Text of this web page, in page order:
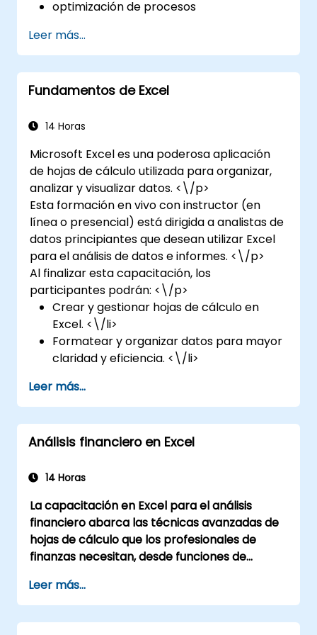
aplicaciones.
optimización de procesos
Leer más...
Fundamentos de Excel
14 Horas
Microsoft Excel es una poderosa aplicación
de hojas de cálculo utilizada para organizar,
analizar y visualizar datos. <\/p>
Esta formación en vivo con instructor (en
línea o presencial) está dirigida a analistas de
datos principiantes que desean utilizar Excel
para el análisis de datos e informes. <\/p>
Al finalizar esta capacitación, los
participantes podrán: <\/p>
Crear y gestionar hojas de cálculo en
Excel. <\/li>
Formatear y organizar datos para mayor
claridad y eficiencia. <\/li>
Visualizar datos mediante gráficos, tablas
y formato condicional. <\/li>
Colaborar y compartir libros de trabajo
<\/ul>
Conferencia interactiva y discusión
grupal. <\/li>
Numerosos ejercicios y práctica.
Implementación práctica en un
entorno de laboratorio en vivo. <\/li>
<\/ul>
Leer más...
Análisis financiero en Excel
14 Horas
La capacitación en Excel para el análisis
financiero abarca las técnicas avanzadas de
hojas de cálculo que los profesionales de
finanzas necesitan, desde funciones de
dinámicos hasta formato condicional, flujos
de trabajo con datos externos y análisis de
valores. Se profundiza en enfoques prácticos
Leer más...